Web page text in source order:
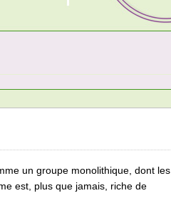
un groupe monolithique, dont les
est, plus que jamais, riche de